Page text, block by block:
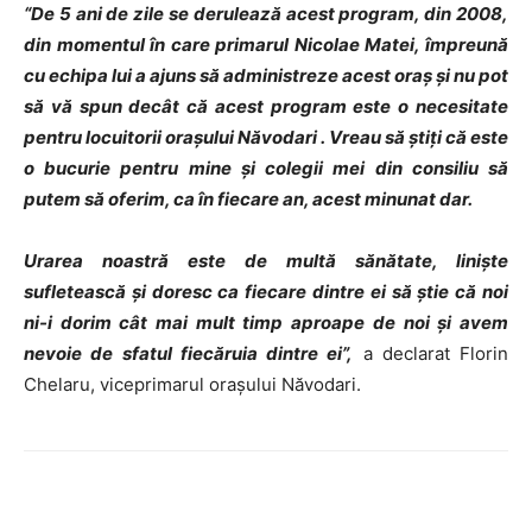
“De 5 ani de zile se derulează acest program, din 2008,
din momentul în care primarul Nicolae Matei, împreună
cu echipa lui a ajuns să administreze acest oraş şi nu pot
să vă spun decât că acest program este o necesitate
pentru locuitorii oraşului Năvodari . Vreau să ştiţi că este
o bucurie pentru mine şi colegii mei din consiliu să
putem să oferim, ca în fiecare an, acest minunat dar.
Urarea noastră este de multă sănătate, linişte
sufletească şi doresc ca fiecare dintre ei să ştie că noi
ni-i dorim cât mai mult timp aproape de noi şi avem
nevoie de sfatul fiecăruia dintre ei”, a declarat Florin
Chelaru, viceprimarul orașului Năvodari.